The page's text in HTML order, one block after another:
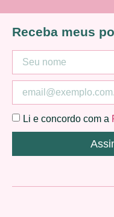
Receba meus
Li e concordo com a